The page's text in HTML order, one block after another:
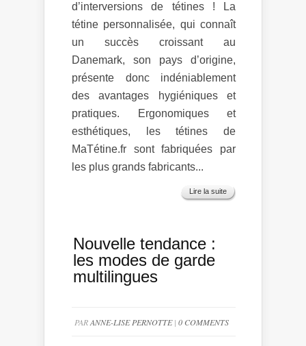
d’interversions de tétines ! La
tétine personnalisée, qui connaît
un succès croissant au
Danemark, son pays d’origine,
présente donc indéniablement
des avantages hygiéniques et
pratiques. Ergonomiques et
esthétiques, les tétines de
MaTétine.fr sont fabriquées par
les plus grands fabricants...
Lire la suite
Nouvelle tendance :
les modes de garde
multilingues
PARANNE-LISE PERNOTTE| 0 COMMENTS